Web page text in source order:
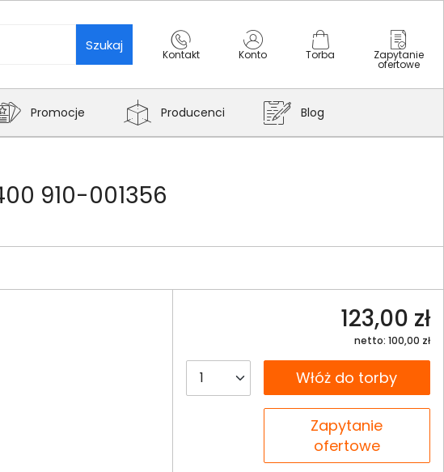
Szukaj
Kontakt Konto Torba Zapytanie
ofertowe
Promocje Producenci Blog
910-001356
123,00 zł
netto: 100,00 zł
__B2C.PRODUCT.QUANTITY
__B2C.PRODUCT.QUANTITY
Włóż do torby
Zapytanie
ofertowe